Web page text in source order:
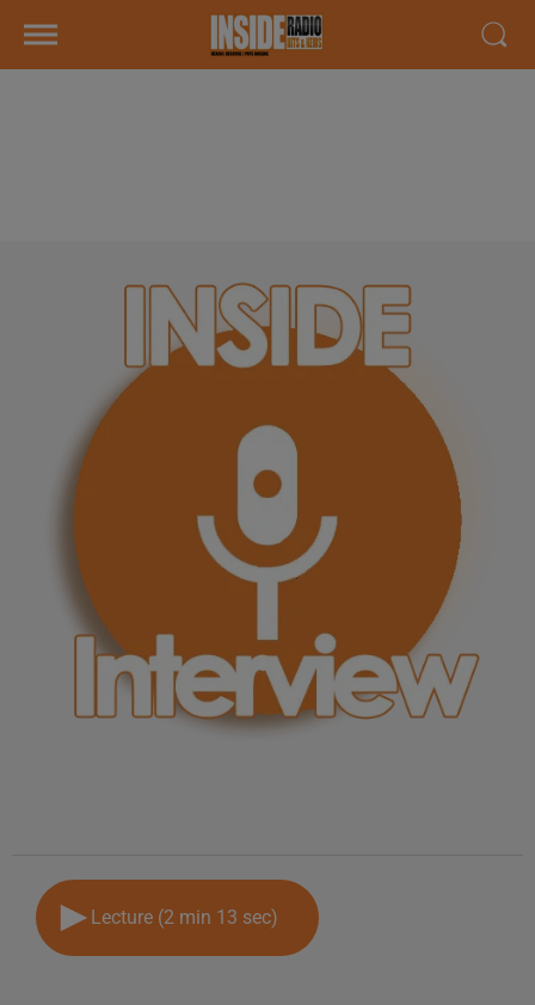
Lecture (2 min 13 sec)